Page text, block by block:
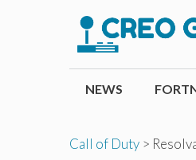
conteúdo
NEWS
Call of Duty >